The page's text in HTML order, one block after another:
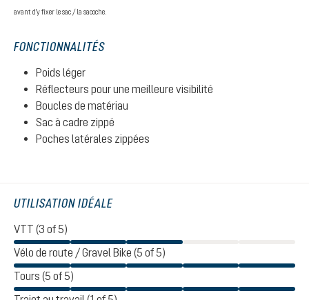
avant d'y fixer le sac / la sacoche.
FONCTIONNALITÉS
Poids léger
Réflecteurs pour une meilleure visibilité
Boucles de matériau
Sac à cadre zippé
Poches latérales zippées
UTILISATION IDÉALE
VTT (3 of 5)
Vélo de route / Gravel Bike (5 of 5)
Tours (5 of 5)